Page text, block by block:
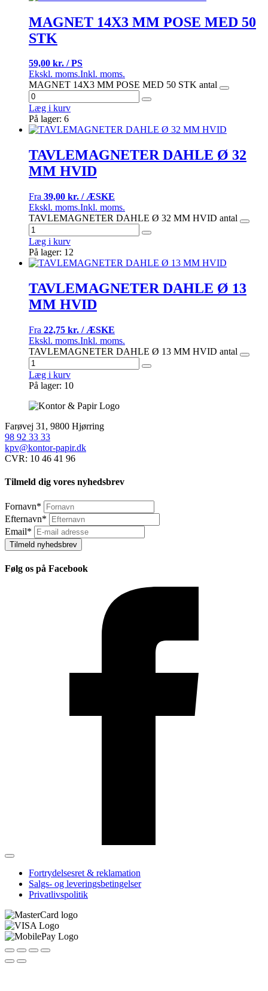
MAGNET 14X3 MM POSE MED 50
STK
59,00 kr. / PS
Ekskl. moms.Inkl. moms.
MAGNET 14X3 MM POSE MED 50 STK antal
Læg i kurv
På lager: 6
TAVLEMAGNETER DAHLE Ø 32
MM HVID
Fra 39,00 kr. / ÆSKE
Ekskl. moms.Inkl. moms.
TAVLEMAGNETER DAHLE Ø 32 MM HVID antal
Læg i kurv
På lager: 12
TAVLEMAGNETER DAHLE Ø 13
MM HVID
Fra 22,75 kr. / ÆSKE
Ekskl. moms.Inkl. moms.
TAVLEMAGNETER DAHLE Ø 13 MM HVID antal
Læg i kurv
På lager: 10
Farøvej 31, 9800 Hjørring
98 92 33 33
kpv@kontor-papir.dk
CVR: 10 46 41 96
Tilmeld dig vores nyhedsbrev
Fornavn*
Efternavn*
Email*
Tilmeld nyhedsbrev
Følg os på Facebook
Fortrydelsesret & reklamation
Salgs- og leveringsbetingelser
Privatlivspolitik